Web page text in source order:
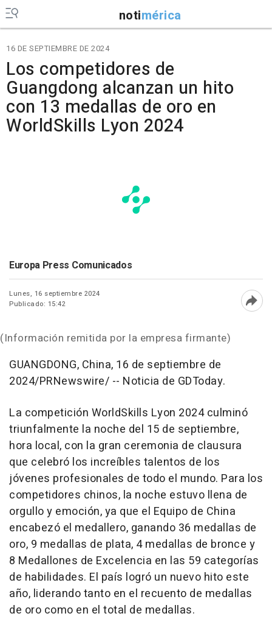
notimérica
16 DE SEPTIEMBRE DE 2024
Los competidores de
Guangdong alcanzan un hito
con 13 medallas de oro en
WorldSkills Lyon 2024
Europa Press Comunicados
Lunes, 16 septiembre 2024
Publicado: 15:42
(Información remitida por la empresa firmante)
GUANGDONG, China, 16 de septiembre de
2024/PRNewswire/ -- Noticia de GDToday.
La competición WorldSkills Lyon 2024 culminó
triunfalmente la noche del 15 de septiembre,
hora local, con la gran ceremonia de clausura
que celebró los increíbles talentos de los
jóvenes profesionales de todo el mundo. Para los
competidores chinos, la noche estuvo llena de
orgullo y emoción, ya que el Equipo de China
encabezó el medallero, ganando 36 medallas de
oro, 9 medallas de plata, 4 medallas de bronce y
8 Medallones de Excelencia en las 59 categorías
de habilidades. El país logró un nuevo hito este
año, liderando tanto en el recuento de medallas
de oro como en el total de medallas.